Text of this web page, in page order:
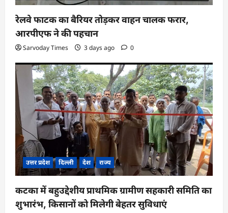
रेलवे फाटक का बैरियर तोड़कर वाहन चालक फरार,
आरपीएफ ने की पहचान
Sarvoday Times 3 days ago 0
उत्तर प्रदेश दिल्ली देश राज्य
कटका में बहुउद्देशीय प्राथमिक ग्रामीण सहकारी समिति का
शुभारंभ, किसानों को मिलेगी बेहतर सुविधाएं